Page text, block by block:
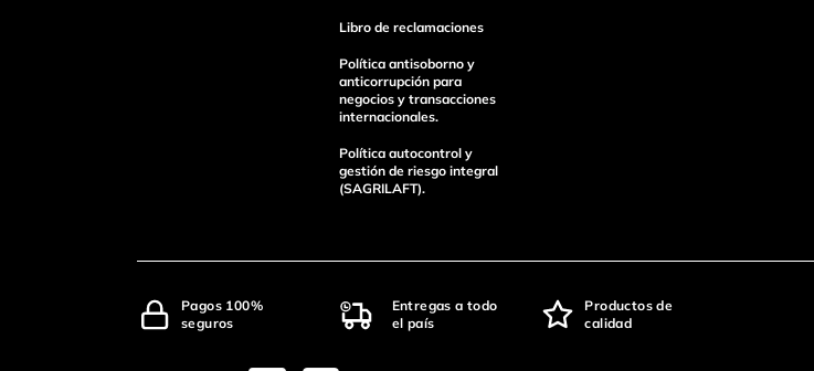
Libro de reclamaciones
Política antisoborno y
anticorrupción para
negocios y transacciones
internacionales.
Política autocontrol y
gestión de riesgo integral
(SAGRILAFT).
Pagos 100%
seguros
Entregas a todo
el país
Productos de
calidad